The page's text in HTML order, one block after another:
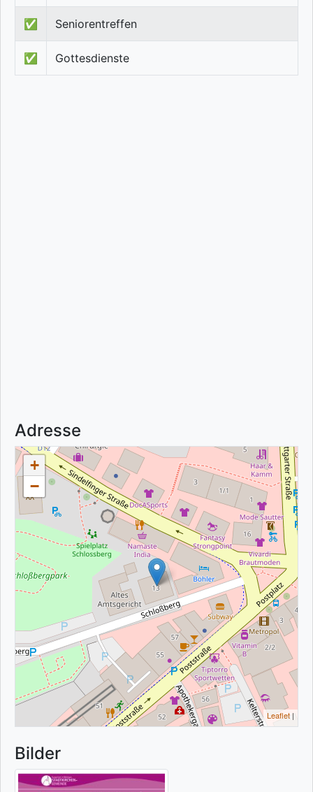
✅ Seniorentreffen
✅ Gottesdienste
Adresse
+
−
Leaflet |
Bilder